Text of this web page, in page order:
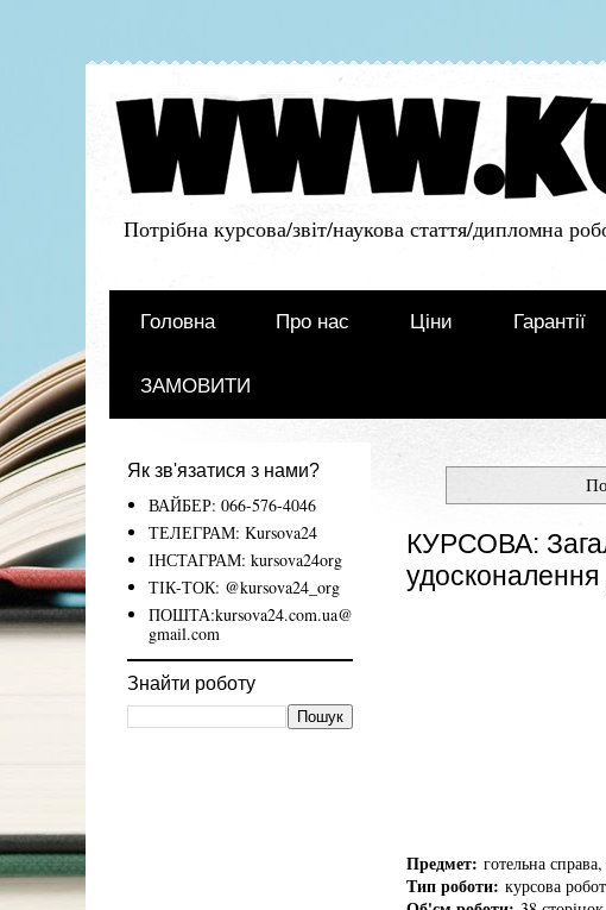
Потрібна курсова/звіт/наукова стаття/дипломна
Головна Про нас Ціни Гарантії
ЗАМОВИТИ
КУРСОВА:
удосконалення
Предмет: готельна
Тип роботи: курсова
Як зв'язатися з нами?
ВАЙБЕР: 066-576-4046
ТЕЛЕГРАМ: Kursova24
ІНСТАГРАМ: kursova24org
ТІК-ТОК: @kursova24_org
ПОШТА:kursova24.com.ua@
gmail.com
Знайти роботу